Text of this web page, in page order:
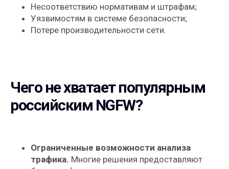
Несоответствию нормативам и штрафам;
Уязвимостям в системе безопасности;
Потере производительности сети.
Чего не хватает популярным
российским NGFW?
Ограниченные возможности анализа
трафика. Многие решения предоставляют